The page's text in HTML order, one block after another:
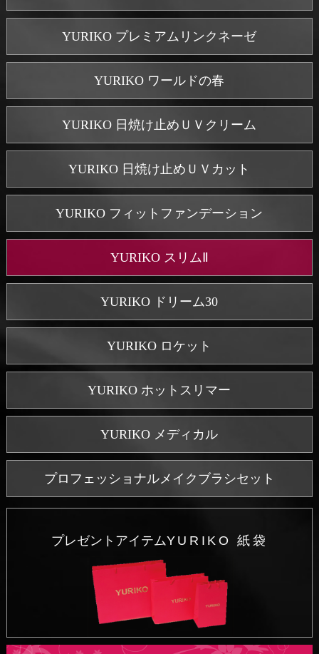
YURIKO プレミアムリンクネーゼ
YURIKO ワールドの春
YURIKO 日焼け止めＵＶクリーム
YURIKO 日焼け止めＵＶカット
YURIKO フィットファンデーション
YURIKO スリムⅡ
YURIKO ドリーム30
YURIKO ロケット
YURIKO ホットスリマー
YURIKO メディカル
プロフェッショナルメイクブラシセット
プレゼントアイテムYURIKO 紙袋